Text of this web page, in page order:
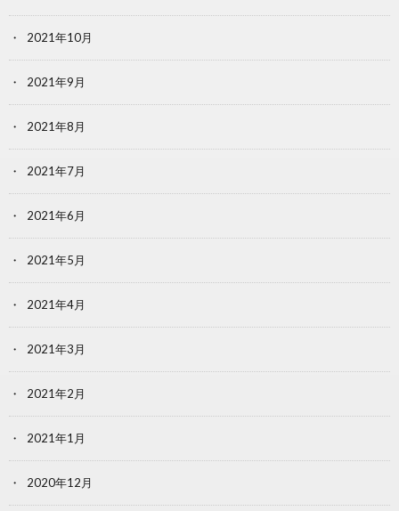
2021年10月
2021年9月
2021年8月
2021年7月
2021年6月
2021年5月
2021年4月
2021年3月
2021年2月
2021年1月
2020年12月